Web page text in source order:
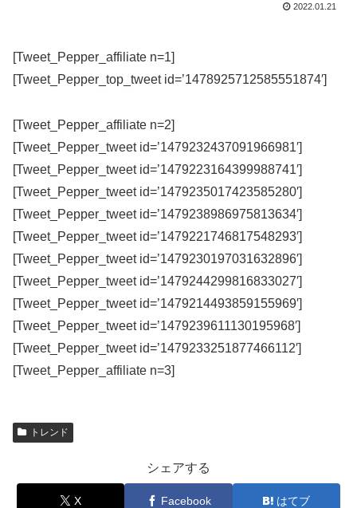
2022.01.21
[Tweet_Pepper_affiliate n=1]
[Tweet_Pepper_top_tweet id=’1478925712585551874′]
[Tweet_Pepper_affiliate n=2]
[Tweet_Pepper_tweet id=’1479232437091966981′]
[Tweet_Pepper_tweet id=’1479223164399988741′]
[Tweet_Pepper_tweet id=’1479235017423585280′]
[Tweet_Pepper_tweet id=’1479238986975813634′]
[Tweet_Pepper_tweet id=’1479221746817548293′]
[Tweet_Pepper_tweet id=’1479230197031632896′]
[Tweet_Pepper_tweet id=’1479244299816833027′]
[Tweet_Pepper_tweet id=’1479214493859155969′]
[Tweet_Pepper_tweet id=’1479239611130195968′]
[Tweet_Pepper_tweet id=’1479233251877466112′]
[Tweet_Pepper_affiliate n=3]
トレンド
シェアする
X Facebook はてブ